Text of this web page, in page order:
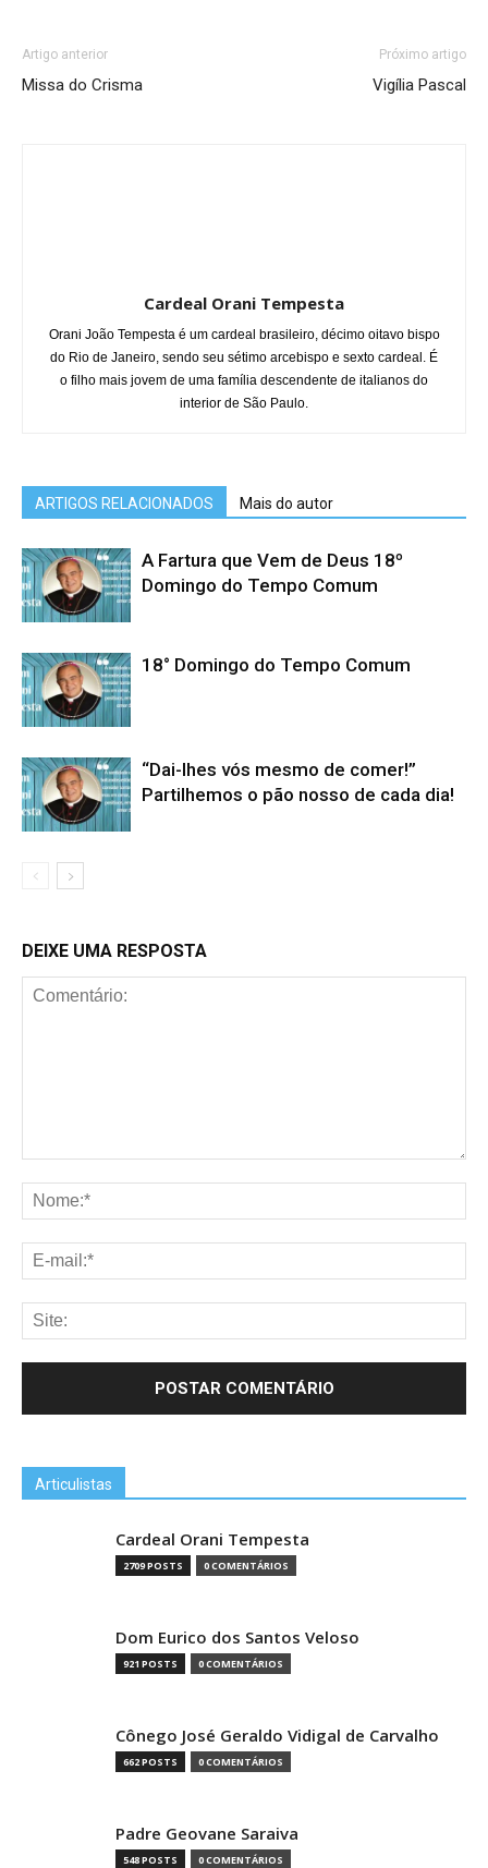
Artigo anterior
Missa do Crisma
Próximo artigo
Vigília Pascal
Cardeal Orani Tempesta
Orani João Tempesta é um cardeal brasileiro, décimo oitavo bispo
do Rio de Janeiro, sendo seu sétimo arcebispo e sexto cardeal. É
o filho mais jovem de uma família descendente de italianos do
interior de São Paulo.
ARTIGOS RELACIONADOS Mais do autor
A Fartura que Vem de Deus 18º
Domingo do Tempo Comum
18° Domingo do Tempo Comum
“Dai-lhes vós mesmo de comer!”
Partilhemos o pão nosso de cada dia!
DEIXE UMA RESPOSTA
Articulistas
Cardeal Orani Tempesta
2709 POSTS 0 COMENTÁRIOS
Dom Eurico dos Santos Veloso
921 POSTS 0 COMENTÁRIOS
Cônego José Geraldo Vidigal de Carvalho
662 POSTS 0 COMENTÁRIOS
Padre Geovane Saraiva
548 POSTS 0 COMENTÁRIOS